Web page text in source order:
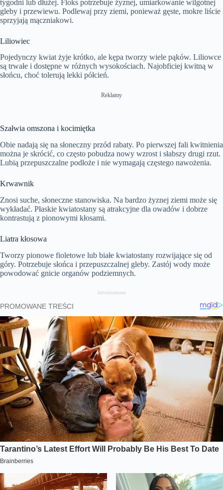
tygodni lub dłużej. Floks potrzebuje żyznej, umiarkowanie wilgotnej
gleby i przewiewu. Podlewaj przy ziemi, ponieważ gęste, mokre liście
sprzyjają mączniakowi.
Liliowiec
Pojedynczy kwiat żyje krótko, ale kępa tworzy wiele pąków. Liliowce
są trwałe i dostępne w różnych wysokościach. Najobficiej kwitną w
słońcu, choć tolerują lekki półcień.
Reklamy
Szałwia omszona i kocimiętka
Obie nadają się na słoneczny przód rabaty. Po pierwszej fali kwitnienia
można je skrócić, co często pobudza nowy wzrost i słabszy drugi rzut.
Lubią przepuszczalne podłoże i nie wymagają częstego nawożenia.
Krwawnik
Znosi suche, słoneczne stanowiska. Na bardzo żyznej ziemi może się
wykładać. Płaskie kwiatostany są atrakcyjne dla owadów i dobrze
kontrastują z pionowymi kłosami.
Liatra kłosowa
Tworzy pionowe fioletowe lub białe kwiatostany rozwijające się od
góry. Potrzebuje słońca i przepuszczalnej gleby. Zastój wody może
powodować gnicie organów podziemnych.
Advertisement